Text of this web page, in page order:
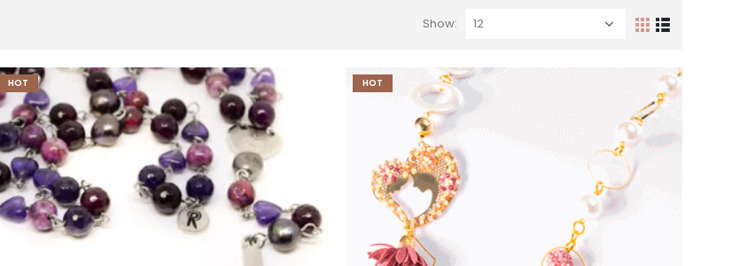
Show:
HOT HOT